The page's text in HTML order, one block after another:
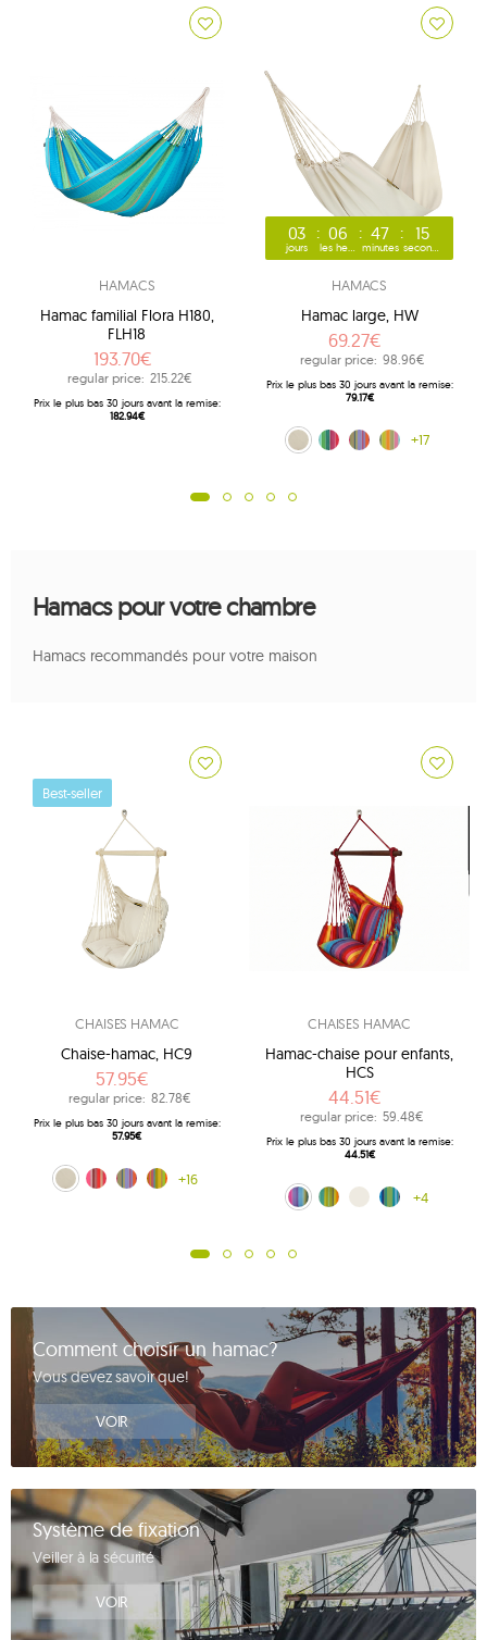
HAMACS
Hamac familial Flora H180,
FLH18
193.70€
regular price: 215.22€
Prix ​​le plus bas 30 jours avant la remise:
182.94€
03
jours
06
les heures
47
minutes
14
secondes
HAMACS
Hamac large, HW
69.27€
regular price: 98.96€
Prix ​​le plus bas 30 jours avant la remise:
79.17€
ecru (209)
Rainbow (212)
tęczowy (239)
Afrika (253)
+17
Hamacs pour votre chambre
Hamacs recommandés pour votre maison
Best-seller
CHAISES HAMAC
Chaise-hamac, HC9
57.95€
regular price: 82.78€
Prix ​​le plus bas 30 jours avant la remise:
57.95€
ecru (209)Lava (218)
arc-en-ciel (239)
Amelie (256)
+16
CHAISES HAMAC
Hamac-chaise pour enfants,
HCS
44.51€
regular price: 59.48€
Prix ​​le plus bas 30 jours avant la remise:
44.51€
Multiple (160)
Kuna Yala (188)
ecru (209)bleu (242)+4
Comment choisir un hamac?
Vous devez savoir que!
VOIR
Système de fixation
Veiller à la sécurité
VOIR